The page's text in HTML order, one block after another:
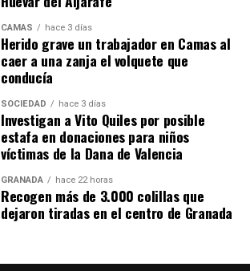
CAMAS hace 3 días
Herido grave un trabajador en Camas al
caer a una zanja el volquete que
conducía
SOCIEDAD hace 3 días
Investigan a Vito Quiles por posible
estafa en donaciones para niños
víctimas de la Dana de Valencia
GRANADA hace 22 horas
Recogen más de 3.000 colillas que
dejaron tiradas en el centro de Granada